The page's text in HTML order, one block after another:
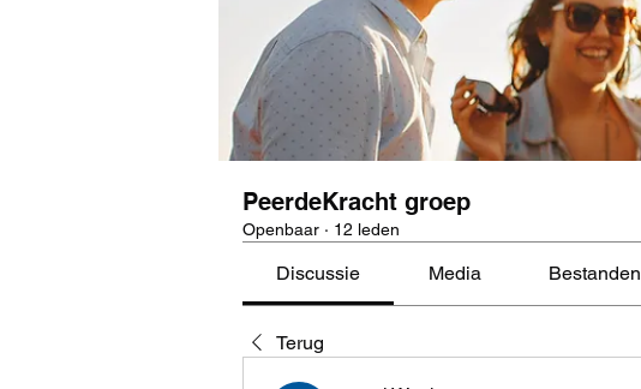
PeerdeKracht groep
Openbaar · 12 leden
Discussie Media Bestanden
Terug